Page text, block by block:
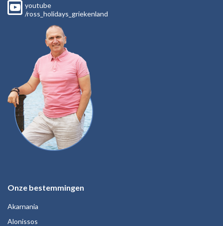
youtube
/ross_holidays_griekenland
Onze bestemmingen
Akarnania
Alonissos